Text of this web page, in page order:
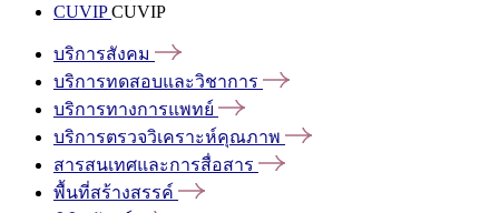
CUVIPCUVIP
บริการสังคม
บริการทดสอบและวิชาการ
บริการทางการแพทย์
บริการตรวจวิเคราะห์คุณภาพ
สารสนเทศและการสื่อสาร
พื้นที่สร้างสรรค์